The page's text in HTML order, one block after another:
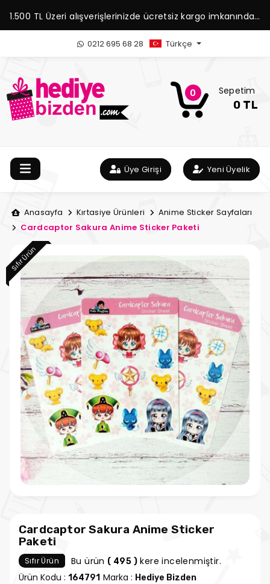
1.500 TL Üzeri alışverişlerinizde ücretsiz kargo imkanından
yararlanabilirsiniz.
0212 695 68 28 Türkçe
0 Sepetim
0 TL
Üye Girişi Yeni Üyelik
Anasayfa Kırtasiye Ürünleri
Anime Sticker Sayfaları
Cardcaptor Sakura Anime Sticker Paketi
Sıfır Ürün
Cardcaptor Sakura Anime Sticker
Paketi
Sıfır Ürün Bu ürün ( 495 ) kere incelenmiştir.
Ürün Kodu : 164791 Marka : Hediye Bizden